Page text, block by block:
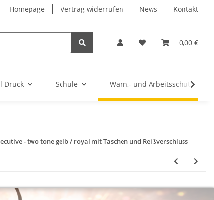
Homepage Vertrag widerrufen News Kontakt
0,00 €
Druck Schule Warn,- und Arbeitsschutz
- two tone gelb / royal mit Taschen und Reißverschluss